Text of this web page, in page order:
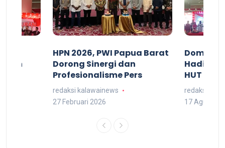
HPN 2026, PWI Papua Barat
Dorong Sinergi dan
Profesionalisme Pers
redaksi kalawainews
27 Februari 2026
Hadiri
HUT RI
redaksi
17 Agustus